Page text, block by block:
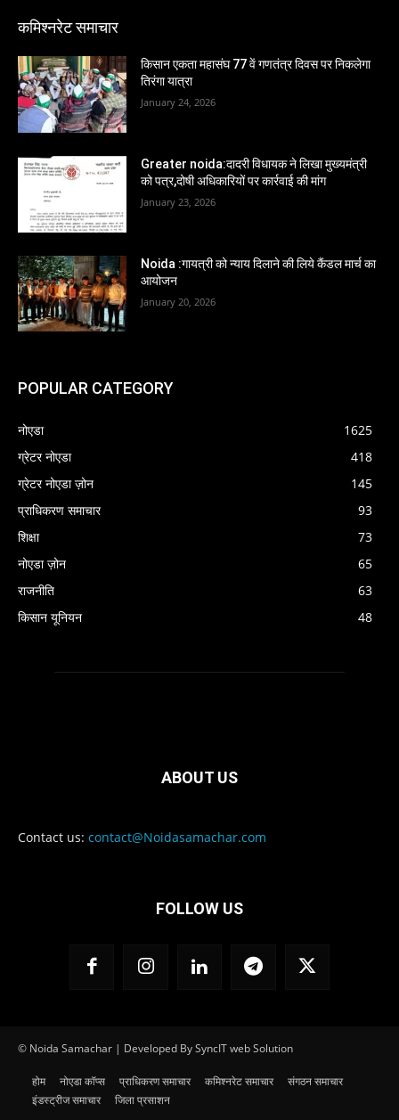
कमिश्नरेट समाचार
किसान एकता महासंघ 77 वें गणतंत्र दिवस पर निकलेगा
तिरंगा यात्रा
January 24, 2026
Greater noida:दादरी विधायक ने लिखा मुख्यमंत्री
को पत्र,दोषी अधिकारियों पर कार्रवाई की मांग
January 23, 2026
Noida :गायत्री को न्याय दिलाने की लिये कैंडल मार्च का
आयोजन
January 20, 2026
POPULAR CATEGORY
नोएडा
1625
ग्रेटर नोएडा
418
ग्रेटर नोएडा ज़ोन
145
प्राधिकरण समाचार
93
शिक्षा
73
नोएडा ज़ोन
65
राजनीति
63
किसान यूनियन
48
ABOUT US
Contact us: contact@Noidasamachar.com
FOLLOW US
© Noida Samachar | Developed By SyncIT web Solution
होम नोएडा कॉप्स प्राधिकरण समाचार कमिश्नरेट समाचार
संगठन समाचार
इंडस्ट्रीज समाचार
जिला प्रसाशन